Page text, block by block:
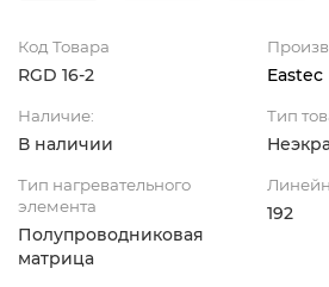
Код Товара
RGD 16-2 Eastec
Наличие:
В наличии
Тип
Тип нагревательного
элемента
Полупроводниковая
матрица
192